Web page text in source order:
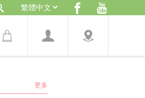
更多